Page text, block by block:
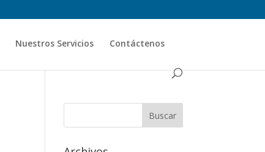
Nuestros Servicios Contáctenos